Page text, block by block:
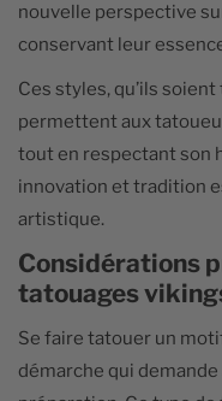
nouvelle perspective
conservant leur
Ces styles, qu’ils
permettent aux
tout en respectant son
innovation et tradition
artistique.
Considérations
tatouages
Se faire tatouer un
démarche qui